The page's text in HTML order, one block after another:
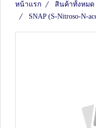
หน้าแรก สินค้าทั้งหมด
SNAP (S-Nitroso-N-